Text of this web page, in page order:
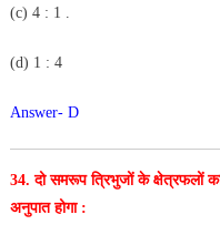
(c) 4 : 1 .
(d) 1 : 4
Answer- D
34. दो समरूप त्रिभुजों के क्षेत्रफलों
अनुपात होगा :